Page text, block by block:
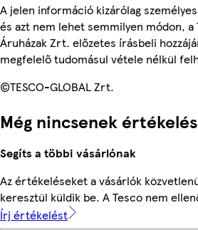
A jelen információ kizárólag
és azt nem lehet semmilyen módon, a
Áruházak Zrt. előzetes írásbeli
megfelelő tudomásul vétele nélkül
©TESCO-GLOBAL Zrt.
Még nincsenek
Segíts a többi vásárlónak
Az értékeléseket a vásárlók
keresztül küldik be. A Tesco nem
Írj értékelést